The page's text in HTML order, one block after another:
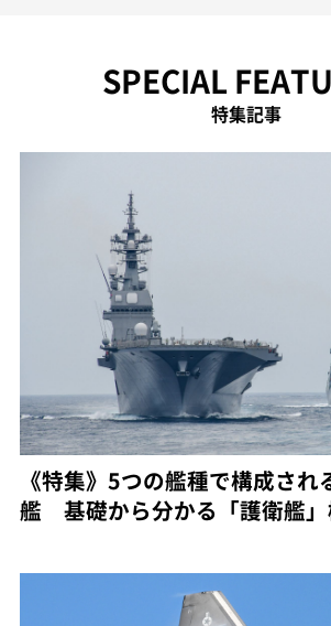
SPECIAL
特集記事
《特集》5つの艦種で構成され
艦 基礎から分かる「護衛艦